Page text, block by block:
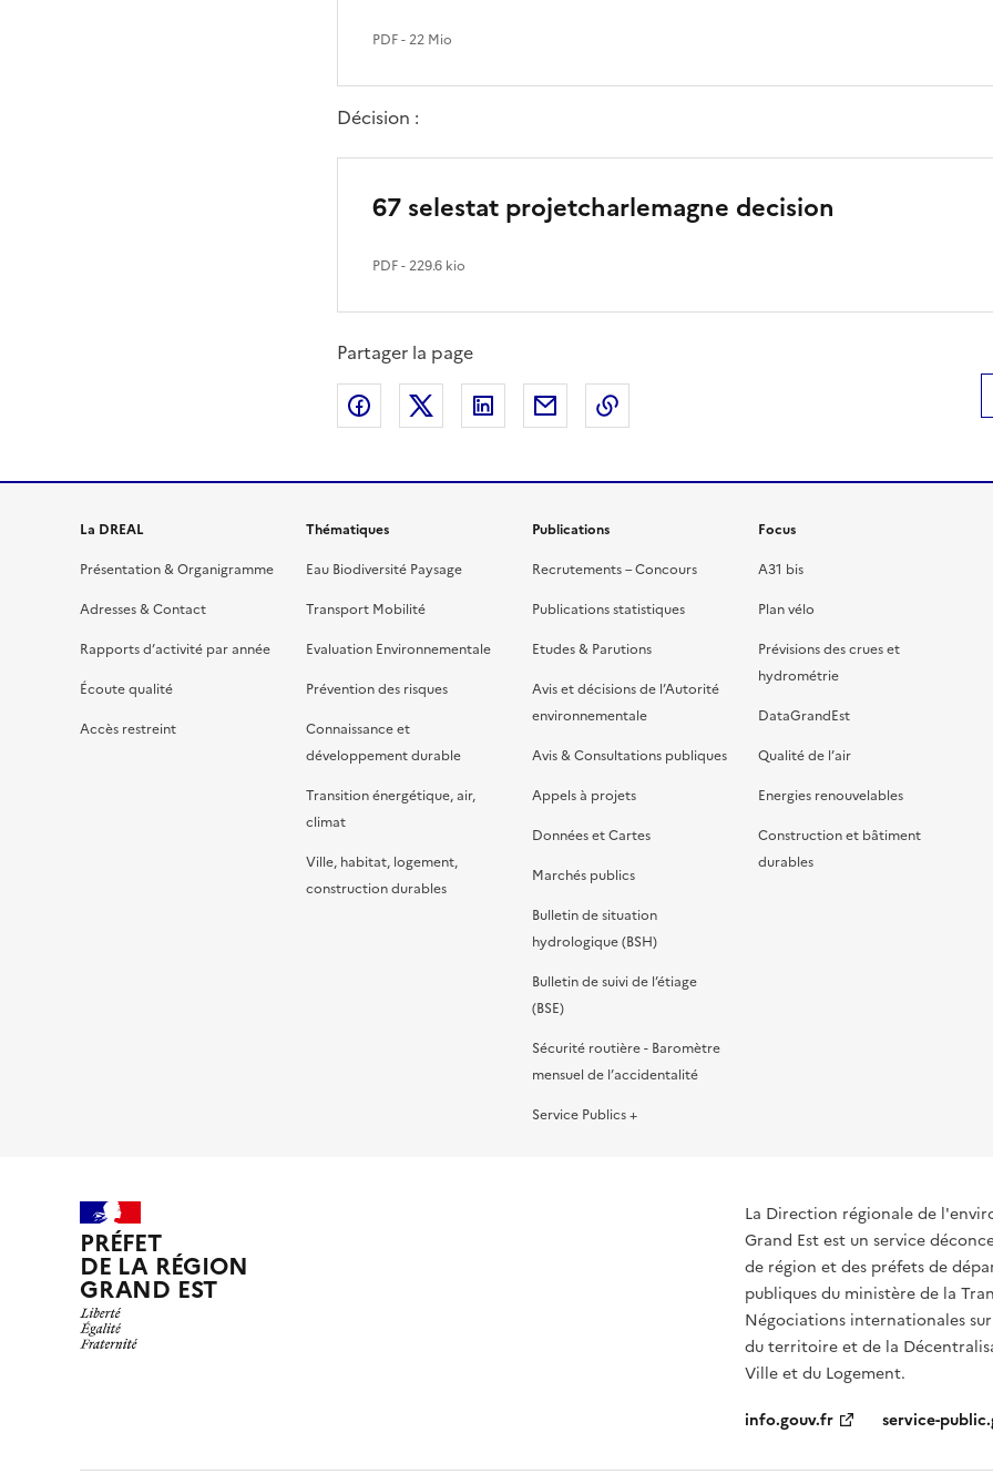
PDF- 22 Mio
Décision :
67 selestat projetcharlemagne decision
PDF- 229.6 kio
Partager la page
Partager sur Facebook
Partager sur XPartager sur LinkedIn
Partager par email
La DREAL
Présentation & Organigramme
Adresses & Contact
Rapports d’activité par année
Écoute qualité
Accès restreint
Thématiques
Eau Biodiversité Paysage
Transport Mobilité
Evaluation Environnementale
Prévention des risques
Connaissance et
développement durable
Transition énergétique, air,
climat
Ville, habitat, logement,
construction durables
Publications
Recrutements – Concours
Publications statistiques
Etudes & Parutions
Avis et décisions de l’Autorité
environnementale
Avis & Consultations publiques
Appels à projets
Données et Cartes
Marchés publics
Bulletin de situation
hydrologique (BSH)
Bulletin de suivi de l’étiage
(BSE)
Sécurité routière - Baromètre
mensuel de l’accidentalité
Service Publics +
Focus
A31 bis
Plan vélo
Prévisions des crues et
hydrométrie
DataGrandEst
Qualité de l’air
Energies renouvelables
Construction et bâtiment
durables
PRÉFET
DE LA RÉGION
GRAND EST
La Direction régionale de
Grand Est est un service
de région et des préfets de
publiques du ministère de la
Négociations internationales
du territoire et de la
Ville et du Logement.
info.gouv.fr
service-